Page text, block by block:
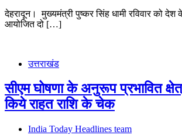
देहरादून। मुख्यमंत्री पुष्कर सिंह धामी रविवार को देश
आयोजित दो […]
उत्तराखंड
सीएम घोषणा के अनुरूप प्रभावित
किये राहत राशि के चेक
India Today Headlines team